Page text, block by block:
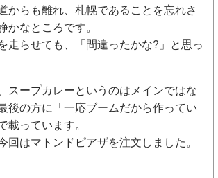
からも離れ、札幌であることを忘れさ
なところです。
走らせても、「間違ったかな?」と思っ
スープカレーというのはメインではな
後の方に「一応ブームだから作ってい
載っています。
回はマトンドピアザを注文しました。